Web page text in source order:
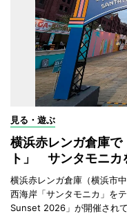
見る・遊ぶ
横浜赤レンガ倉庫で
ト」 サンタモニ
横浜赤レンガ倉庫（横浜市
西海岸「サンタモニカ」を
Sunset 2026」が開催されて